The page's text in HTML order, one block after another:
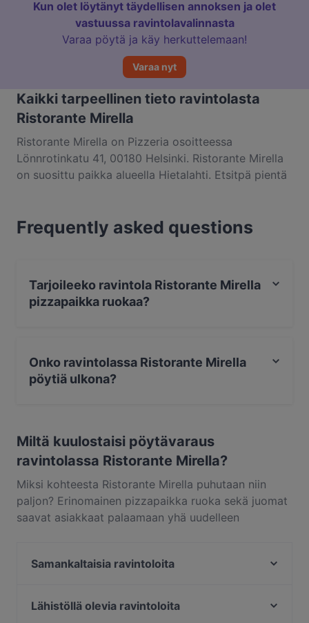
Kun olet löytänyt täydellisen annoksen ja olet
vastuussa ravintolavalinnasta
Varaa pöytä ja käy herkuttelemaan!
Varaa nyt
Kaikki tarpeellinen tieto ravintolasta
Ristorante Mirella
Ristorante Mirella on Pizzeria osoitteessa
Lönnrotinkatu 41, 00180 Helsinki. Ristorante Mirella
on suosittu paikka alueella Hietalahti. Etsitpä pientä
annoksiin ja kokea autenttinen pizzapaikka ruoka
kaupungissa Helsinki.
Frequently asked questions
Tarjoileeko ravintola Ristorante Mirella
pizzapaikka ruokaa?
Onko ravintolassa Ristorante Mirella
pöytiä ulkona?
Miltä kuulostaisi pöytävaraus
ravintolassa Ristorante Mirella?
Miksi kohteesta Ristorante Mirella puhutaan niin
paljon? Erinomainen pizzapaikka ruoka sekä juomat
saavat asiakkaat palaamaan yhä uudelleen
annoksia kuten italialainen. Katso, miten Ristorante
ja varaa pöytä vaikka heti ja nauti
Samankaltaisia ravintoloita
Ristorante Primo (Pomo d'or)
Lähistöllä olevia ravintoloita